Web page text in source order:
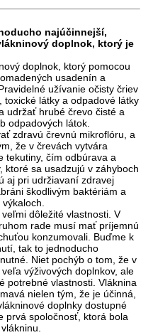
najúčinnejší,
doplnok, ktorý je
doplnok, ktorý pomocou
usadenín a
užívanie očisty čriev
látky a odpadové látky
udržať hrubé črevo čisté a
odpadových látok.
zdravú črevnú mikroflóru, a
že v črevách vytvára
tekutiny, čím odbúrava a
ktoré sa usadzujú v záhyboch
aj pri udržiavaní zdravej
škodlivým baktériám a
dôležité vlastnosti. V
rade musí mať príjemnú
konzumovali. Buďme k
tak to jednoducho
Niet pochýb o tom, že v
výživových doplnkov, ale
potrebné vlastnosti. Vláknina
nielen tým, že je účinná,
doplnky dostupné
prvá spoločnosť, ktorá bola